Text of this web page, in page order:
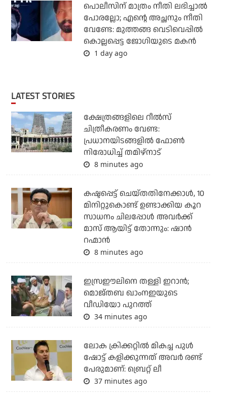
പൊലീസിന് മാത്രം നീതി ലഭിച്ചാല്‍
പോരല്ലോ; എന്റെ അച്ഛനും നീതി
വേണ്ടേ: മുത്തങ്ങ വെടിവെപ്പില്‍
കൊല്ലപ്പെട്ട ജോഗിയുടെ മകന്‍
1 day ago
LATEST STORIES
ക്ഷേത്രങ്ങളിലെ റീല്‍സ്
ചിത്രീകരണം വേണ്ട:
പ്രധാനയിടങ്ങളില്‍ ഫോണ്‍
നിരോധിച്ച് തമിഴ്‌നാട്
8 minutes ago
കഷ്ടപ്പെട്ട് ചെയ്തതിനേക്കാൾ, 10
മിനിറ്റുകൊണ്ട് ഉണ്ടാക്കിയ കൂറ
സാധനം ചിലപ്പോൾ അവർക്ക്
മാസ് ആയിട്ട് തോന്നും: ഷാൻ
റഹ്മാൻ
8 minutes ago
ഇസ്രഈലിനെ തള്ളി ഇറാന്‍;
മൊജ്തബ ഖാംനഇയുടെ
വീഡിയോ പുറത്ത്
34 minutes ago
ലോക ക്രിക്കറ്റില്‍ മികച്ച പുള്‍
ഷോട്ട് കളിക്കുന്നത് അവര്‍ രണ്ട്
പേരുമാണ്: ബ്രെറ്റ് ലീ
37 minutes ago